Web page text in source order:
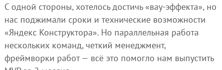
С одной стороны, хотелось достичь «вау-эффекта», но
нас поджимали сроки и технические возможности
«Яндекс Конструктора». Но параллельная работа
нескольких команд, четкий менеджмент,
фреймворки работ — всё это помогло нам выпустить